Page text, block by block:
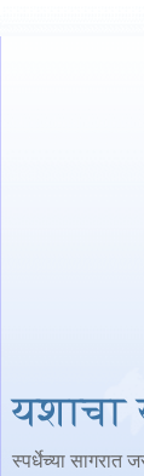
यशाचा
स्पर्धेच्या